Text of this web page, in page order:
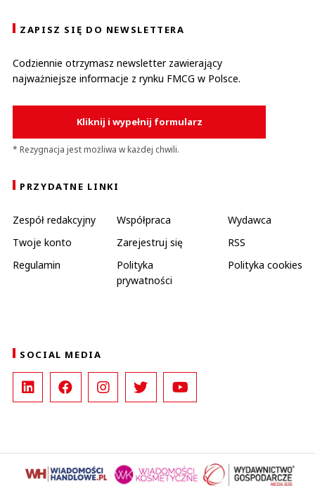
ZAPISZ SIĘ DO NEWSLETTERA
Codziennie otrzymasz newsletter zawierający
najważniejsze informacje z rynku FMCG w Polsce.
Kliknij i wypełnij formularz
* Rezygnacja jest możliwa w każdej chwili.
PRZYDATNE LINKI
Zespół redakcyjny Współpraca
Wydawca
Twoje konto
Zarejestruj się
RSS
Regulamin
Polityka
prywatności
Polityka cookies
SOCIAL MEDIA